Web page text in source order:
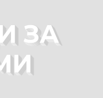
ЗА